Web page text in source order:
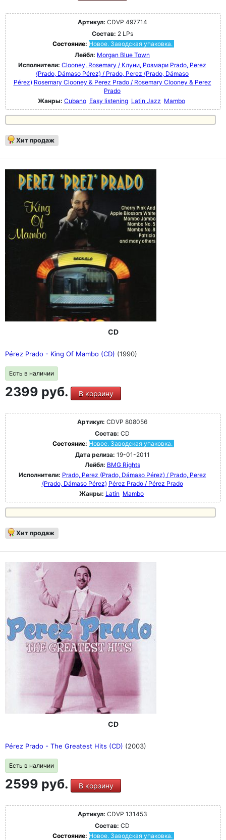
Артикул: CDVP 497714
Состав: 2 LPs
Состояние: Новое. Заводская упаковка.
Лейбл: Morgan Blue Town
Исполнители: Clooney, Rosemary / Клуни, Розмари Prado, Perez
(Prado, Dámaso Pérez) / Prado, Perez (Prado, Dámaso
Pérez) Rosemary Clooney & Perez Prado / Rosemary Clooney & Perez
Prado
Жанры: Cubano Easy listening Latin Jazz Mambo
Хит продаж
CD
Pérez Prado - King Of Mambo (CD) (1990)
Есть в наличии
2399 руб. В корзину
Артикул: CDVP 808056
Состав: CD
Состояние: Новое. Заводская упаковка.
Дата релиза: 19-01-2011
Лейбл: BMG Rights
Исполнители: Prado, Perez (Prado, Dámaso Pérez) / Prado, Perez
(Prado, Dámaso Pérez) Pérez Prado / Pérez Prado
Жанры: Latin Mambo
Хит продаж
CD
Pérez Prado - The Greatest Hits (CD) (2003)
Есть в наличии
2599 руб. В корзину
Артикул: CDVP 131453
Состав: CD
Состояние: Новое. Заводская упаковка.